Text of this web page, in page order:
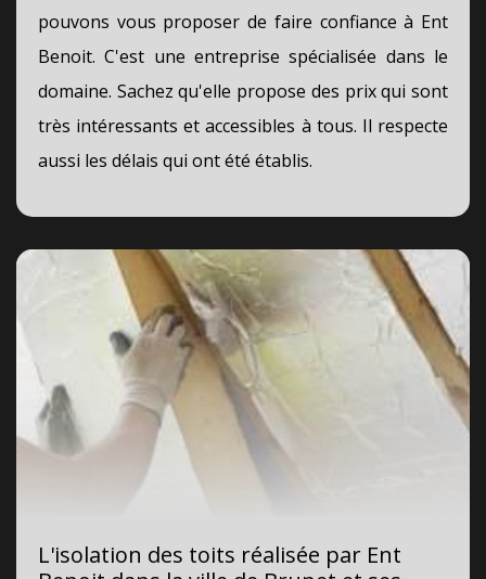
pouvons vous proposer de faire confiance à Ent
Benoit. C'est une entreprise spécialisée dans le
domaine. Sachez qu'elle propose des prix qui sont
très intéressants et accessibles à tous. Il respecte
aussi les délais qui ont été établis.
L'isolation des toits réalisée par Ent